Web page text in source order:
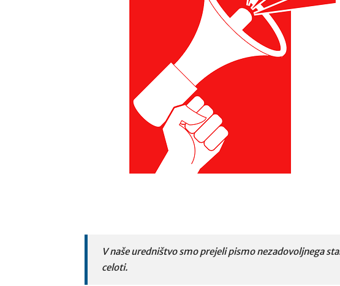
V naše uredništvo smo prejeli pismo nezadovoljnega
celoti.